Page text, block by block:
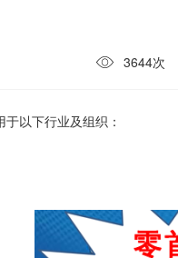
3644次
于以下行业及组织：